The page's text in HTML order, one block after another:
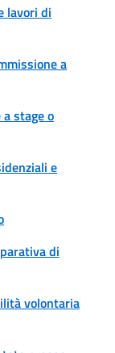
lavori di
a
stage o
e
di
volontaria